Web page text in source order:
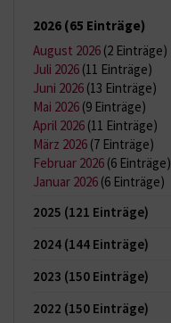
2026 (65 Einträge)
August 2026 (2 Einträge)
Juli 2026 (11 Einträge)
Juni 2026 (13 Einträge)
Mai 2026 (9 Einträge)
April 2026 (11 Einträge)
März 2026 (7 Einträge)
Februar 2026 (6 Einträge)
Januar 2026 (6 Einträge)
2025 (121 Einträge)
2024 (144 Einträge)
2023 (150 Einträge)
2022 (150 Einträge)